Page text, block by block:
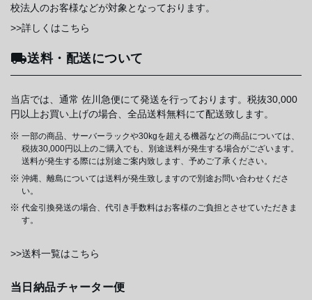
校法人のお客様などが対象となっております。
>>詳しくはこちら
送料・配送について
当店では、通常 佐川急便にて発送を行っております。税抜30,000
円以上お買い上げの場合、全品送料無料にて配送致します。
一部の商品、サーバーラックや30kgを超える機器などの商品については、
税抜30,000円以上のご購入でも、別途送料が発生する場合がございます。
送料が発生する際には別途ご案内致します、予めご了承ください。
沖縄、離島については送料が発生致しますので別途お問い合わせくださ
い。
代金引換発送の場合、代引き手数料はお客様のご負担とさせていただきま
す。
>>送料一覧はこちら
当日納品チャーター便